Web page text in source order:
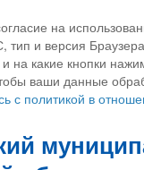
на
и версия
какие кнопки
ваши данные
с политикой в